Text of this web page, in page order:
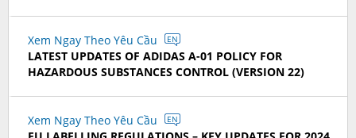
Xem Ngay Theo Yêu Cầu EN
LATEST UPDATES OF ADIDAS A-01 POLICY FOR
HAZARDOUS SUBSTANCES CONTROL (VERSION 22)
Xem Ngay Theo Yêu Cầu EN